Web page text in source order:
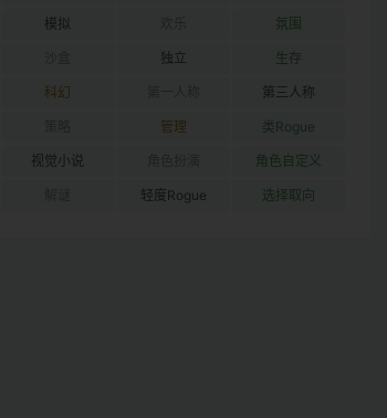
模拟 氛围
独立 生存
科幻 第三人称
管理 类Rogue
视觉小说 角色自定义
轻度Rogue 选择取向